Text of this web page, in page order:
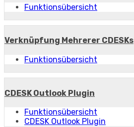
Funktionsübersicht
Verknüpfung Mehrerer CDESKs
Funktionsübersicht
CDESK Outlook Plugin
Funktionsübersicht
CDESK Outlook Plugin